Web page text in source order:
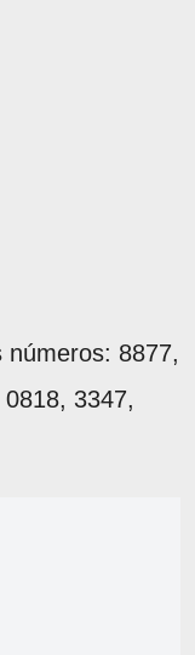
números: 8877,
3347,